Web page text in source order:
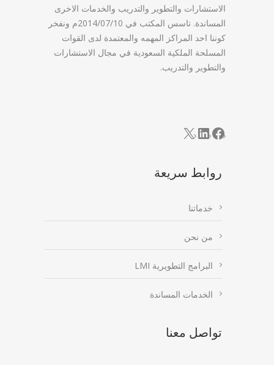
الاستشارات والتطوير والتدريب والخدمات الاخرى
المساندة. تاسس المكتب في 2014/07/10م ونفخر
كوننا احد المراكز المهمه والمعتمدة لدى القوات
المسلحة الملكية السعودية في مجال الاستشارات
والتطوير والتدريب.
Facebook
LinkedIn
X
روابط سريعة
خدماتنا
من نحن
البرامج التطويرية LMI
الخدمات المساندة
تواصل معنا